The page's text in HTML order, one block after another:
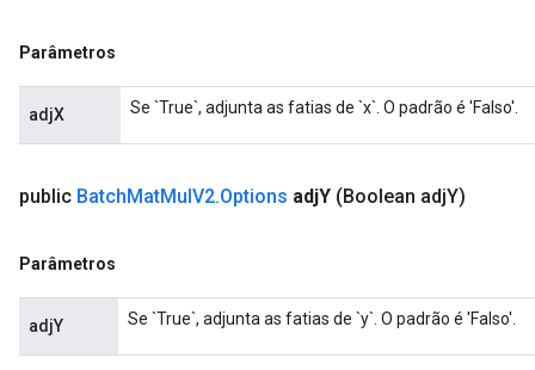
Parâmetros
adjX Se `True`, adjunta as fatias de `x`. O padrão é 'Falso'.
public BatchMatMulV2.Options adjY (Boolean adjY)
Parâmetros
adjY Se `True`, adjunta as fatias de `y`. O padrão é 'Falso'.